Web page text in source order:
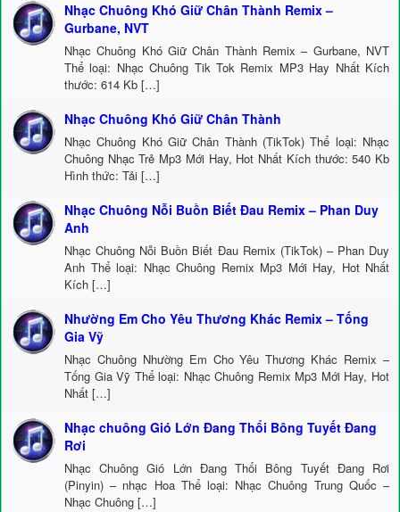
Nhạc Chuông Khó Giữ Chân Thành Remix –
Gurbane, NVT
Nhạc Chuông Khó Giữ Chân Thành Remix – Gurbane, NVT
Thể loại: Nhạc Chuông Tik Tok Remix MP3 Hay Nhất Kích
thước: 614 Kb […]
Nhạc Chuông Khó Giữ Chân Thành
Nhạc Chuông Khó Giữ Chân Thành (TikTok) Thể loại: Nhạc
Chuông Nhạc Trẻ Mp3 Mới Hay, Hot Nhất Kích thước: 540 Kb
Hình thức: Tải […]
Nhạc Chuông Nỗi Buồn Biết Đau Remix – Phan Duy
Anh
Nhạc Chuông Nỗi Buồn Biết Đau Remix (TikTok) – Phan Duy
Anh Thể loại: Nhạc Chuông Remix Mp3 Mới Hay, Hot Nhất
Kích […]
Nhường Em Cho Yêu Thương Khác Remix – Tống
Gia Vỹ
Nhạc Chuông Nhường Em Cho Yêu Thương Khác Remix –
Tống Gia Vỹ Thể loại: Nhạc Chuông Remix Mp3 Mới Hay, Hot
Nhất […]
Nhạc chuông Gió Lớn Đang Thổi Bông Tuyết Đang
Rơi
Nhạc Chuông Gió Lớn Đang Thổi Bông Tuyết Đang Rơi
(Pinyin) – nhạc Hoa Thể loại: Nhạc Chuông Trung Quốc –
Nhạc Chuông […]